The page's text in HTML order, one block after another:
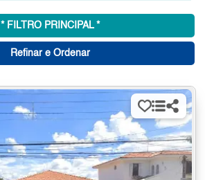
* FILTRO PRINCIPAL *
Refinar e Ordenar